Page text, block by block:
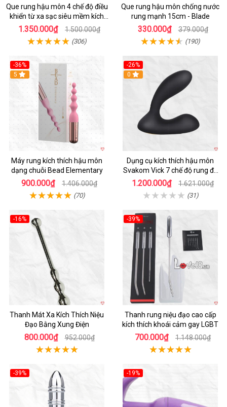
Que rung hậu môn 4 chế độ điều
khiển từ xa sạc siêu mềm kích
thích
1.350.000₫ 1.500.000₫
(306)
Que rung hậu môn chống nước
rung mạnh 15cm - Blade
330.000₫ 379.000₫
(190)
-36%
5
Máy rung kích thích hậu môn
dạng chuỗi Bead Elementary
900.000₫ 1.406.000₫
(70)
-26%
0
Dụng cụ kích thích hậu môn
Svakom Vick 7 chế độ rung đa
năng cao cấp
1.200.000₫ 1.621.000₫
(31)
-16%
Thanh Mát Xa Kích Thích Niệu
Đạo Bằng Xung Điện
800.000₫ 952.000₫
-39%
Thanh rung niệu đạo cao cấp
kích thích khoái cảm gay LGBT
700.000₫ 1.148.000₫
-39%
-19%
Hot